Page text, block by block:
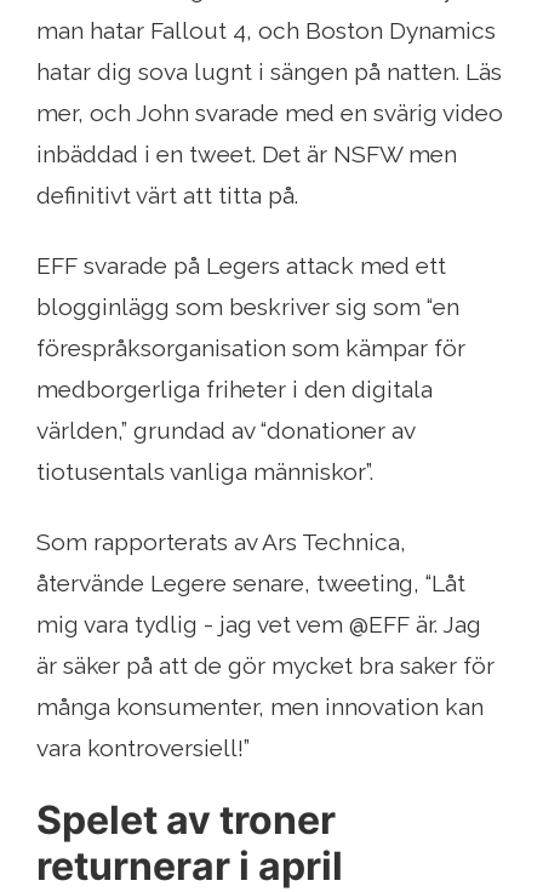
man hatar Fallout 4, och Boston Dynamics
hatar dig sova lugnt i sängen på natten. Läs
mer, och John svarade med en svärig video
inbäddad i en tweet. Det är NSFW men
definitivt värt att titta på.
EFF svarade på Legers attack med ett
blogginlägg som beskriver sig som “en
förespråksorganisation som kämpar för
medborgerliga friheter i den digitala
världen,” grundad av “donationer av
tiotusentals vanliga människor”.
Som rapporterats av Ars Technica,
återvände Legere senare, tweeting, “Låt
mig vara tydlig - jag vet vem @EFF är. Jag
är säker på att de gör mycket bra saker för
många konsumenter, men innovation kan
vara kontroversiell!”
Spelet av troner
returnerar i april